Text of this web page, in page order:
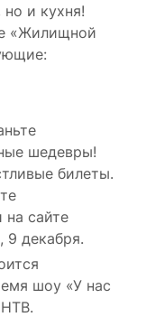
и кухня!
«Жилищной
шедевры!
билеты.
на сайте
9 декабря.
шоу «У нас